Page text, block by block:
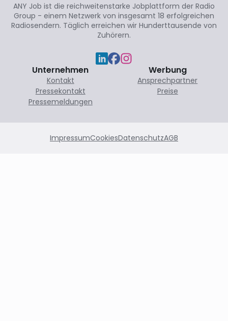
ANY Job ist die reichweitenstarke Jobplattform der Radio
Group - einem Netzwerk von insgesamt 18 erfolgreichen
Radiosendern. Täglich erreichen wir Hunderttausende von
Zuhörern.
Unternehmen
Kontakt
Pressekontakt
Pressemeldungen
Werbung
Ansprechpartner
Preise
ImpressumCookiesDatenschutzAGB